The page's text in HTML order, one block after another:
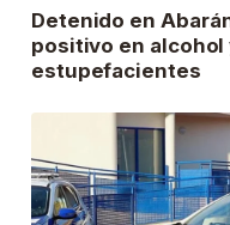
Detenido en
positivo en alcohol
estupefacientes